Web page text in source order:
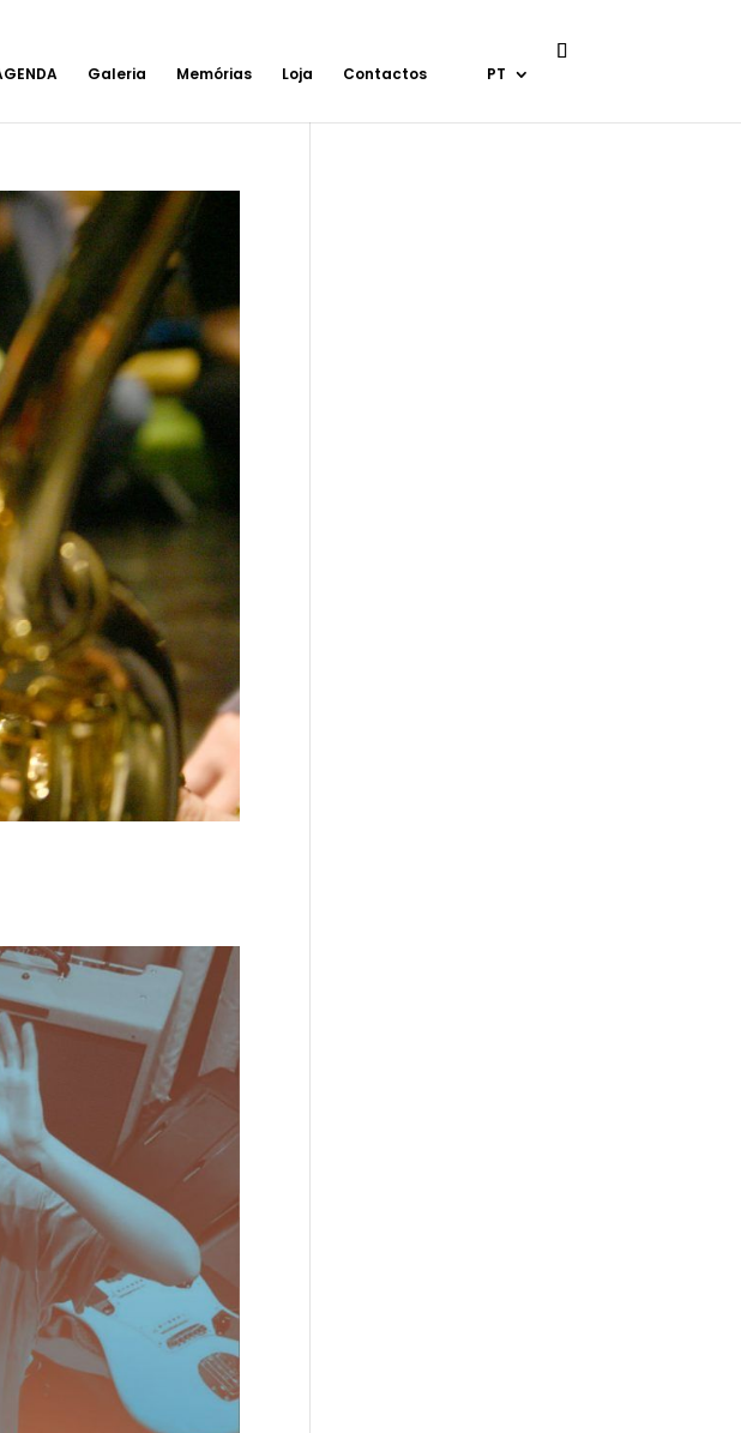
Galeria Memórias Loja Contactos PT